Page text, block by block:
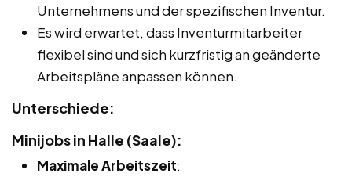
Unternehmens und der spezifischen Inventur.
Es wird erwartet, dass Inventurmitarbeiter
flexibel sind und sich kurzfristig an geänderte
Arbeitspläne anpassen können.
Unterschiede:
Minijobs in Halle (Saale):
Maximale Arbeitszeit: